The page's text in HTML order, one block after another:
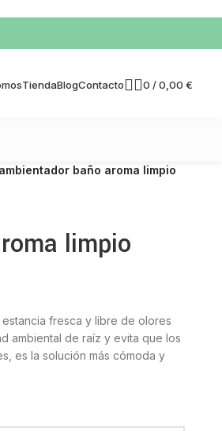
TiendaBlogContacto 0 /0,00 €
baño aroma limpio
limpio
estancia fresca y libre de olores
ambiental de raíz y evita que los
es la solución más cómoda y